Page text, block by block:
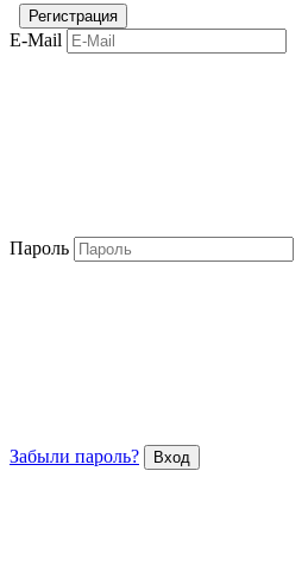
E-Mail
Пароль
Забыли пароль?